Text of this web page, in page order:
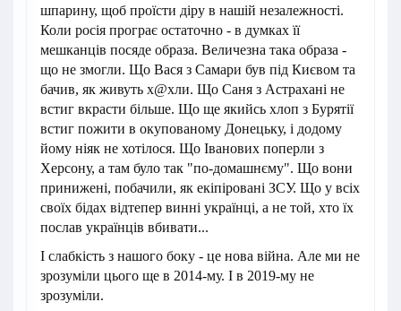
шпарину, щоб проїсти діру в нашій незалежності.
Коли росія програє остаточно - в думках її
мешканців посяде образа. Величезна така образа -
що не змогли. Що Вася з Самари був під Києвом та
бачив, як живуть х@хли. Що Саня з Астрахані не
встиг вкрасти більше. Що ще якийсь хлоп з Бурятії
встиг пожити в окупованому Донецьку, і додому
йому ніяк не хотілося. Що Іванових поперли з
Херсону, а там було так "по-домашнєму". Що вони
принижені, побачили, як екіпіровані ЗСУ. Що у всіх
своїх бідах відтепер винні українці, а не той, хто їх
послав українців вбивати...
І слабкість з нашого боку - це нова війна. Але ми не
зрозуміли цього ще в 2014-му. І в 2019-му не
зрозуміли.